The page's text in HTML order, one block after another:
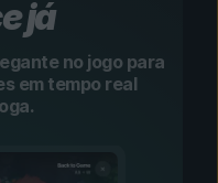
já
no jogo para
em tempo real